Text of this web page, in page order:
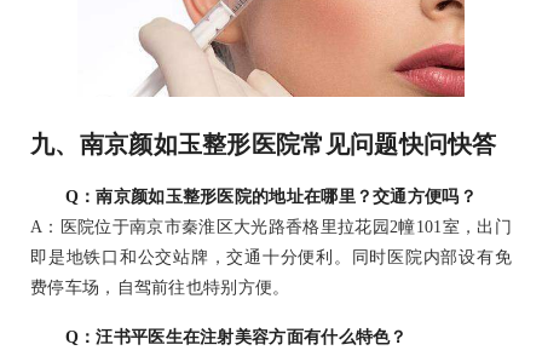
九、南京颜如玉整形医院常见问题快问快答
Q：南京颜如玉整形医院的地址在哪里？交通方便吗？
A：医院位于南京市秦淮区大光路香格里拉花园2幢101室，出门
即是地铁口和公交站牌，交通十分便利。同时医院内部设有免
费停车场，自驾前往也特别方便。
Q：汪书平医生在注射美容方面有什么特色？